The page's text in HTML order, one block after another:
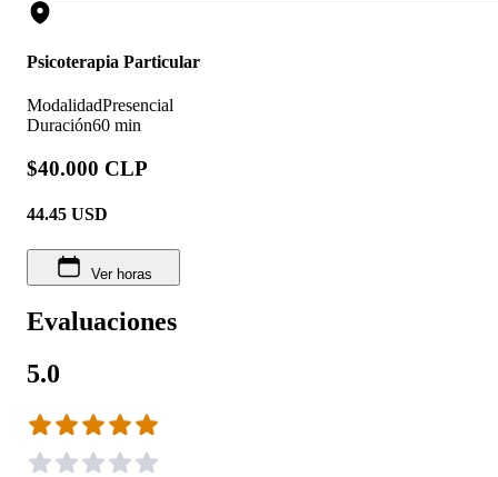
Psicoterapia Particular
ModalidadPresencial
Duración60 min
$40.000 CLP
44.45 USD
Ver horas
Evaluaciones
5.0